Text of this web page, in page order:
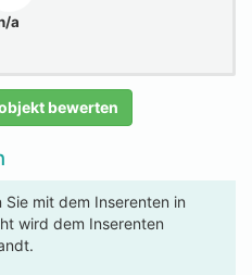
a
bewerten
Sie mit dem Inserenten in
wird dem Inserenten